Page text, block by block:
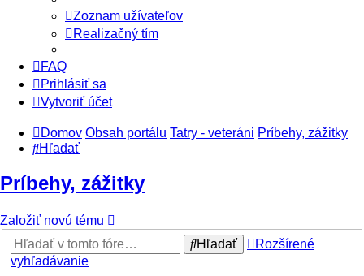
Zoznam užívateľov
Realizačný tím
FAQ
Prihlásiť sa
Vytvoriť účet
Domov Obsah portálu Tatry - veteráni Príbehy, zážitky
Hľadať
Príbehy, zážitky
Založiť novú tému
Hľadať
Rozšírené
vyhľadávanie